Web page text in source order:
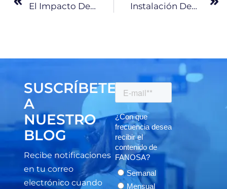
El Impacto Del Calentamiento Global Y Cómo El Aislamiento Térmico Marca La Diferencia Instalación De Losa Prefabricada: Explorando Los Beneficios De Steelfoam® Losa De FANOSA®
SUSCRÍBETE
A
NUESTRO
BLOG
Recibe notificaciones
en tu correo
electrónico cuando